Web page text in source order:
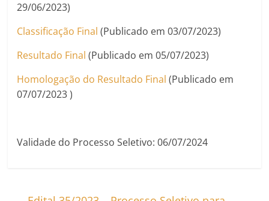
29/06/2023)
Classificação Final (Publicado em 03/07/2023)
Resultado Final (Publicado em 05/07/2023)
Homologação do Resultado Final (Publicado em
07/07/2023 )
Validade do Processo Seletivo: 06/07/2024